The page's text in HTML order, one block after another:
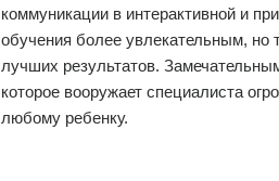
коммуникации в интерактивной и
обучения более увлекательным,
лучших результатов.
которое вооружает специалиста
любому ребенку.